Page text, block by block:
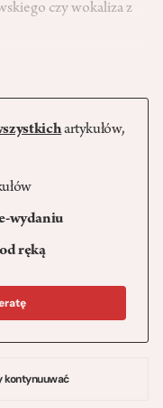
czy wokaliza z
artykułów,
wydaniu
ręką
kontynuuwać